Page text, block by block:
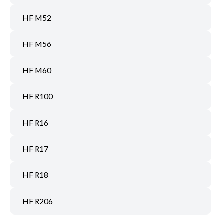
HF M52
HF M56
HF M60
HF R100
HF R16
HF R17
HF R18
HF R206